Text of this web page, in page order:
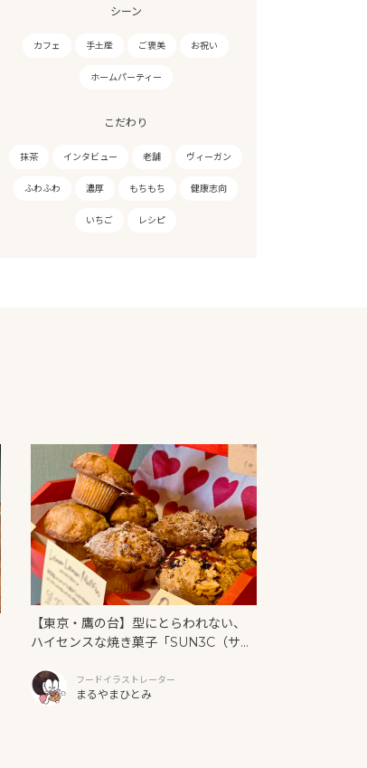
シーン
カフェ 手土産 ご褒美 お祝い
ホームパーティー
こだわり
抹茶 インタビュー 老舗 ヴィーガン
ふわふわ 濃厚 もちもち 健康志向
いちご レシピ
【東京・鷹の台】型にとらわれない、
ハイセンスな焼き菓子「SUN3C（サン
フードイラストレーター
まるやまひとみ